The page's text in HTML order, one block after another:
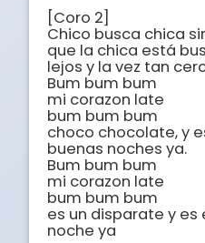
[Coro 2]
Chico busca chica
que la chica está
lejos y la vez tan
Bum bum bum
mi corazon late
bum bum bum
choco chocolate, y
buenas noches ya.
Bum bum bum
mi corazon late
bum bum bum
es un disparate y es
noche ya